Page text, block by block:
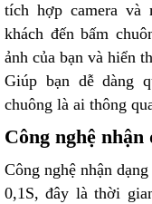
tích hợp camera
khách đến bấm
ảnh của bạn và hiển
Giúp bạn dễ dàng
chuông là ai thông
Công nghệ nhận
Công nghệ nhận
0,1S, đây là thời